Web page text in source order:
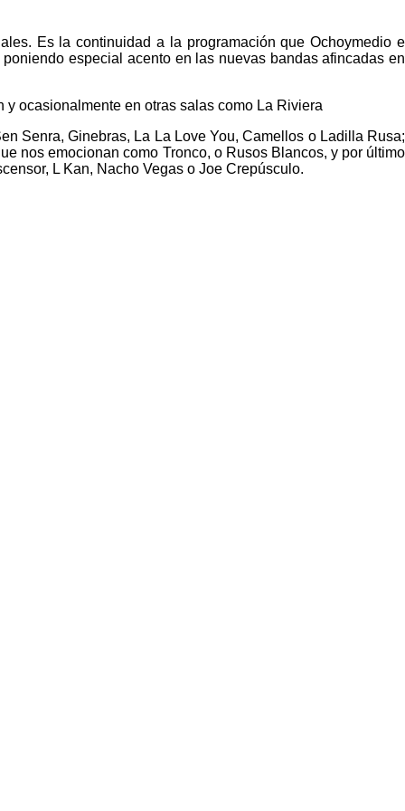
Es la continuidad a la programación que Ochoymedio e
especial acento en las nuevas bandas afincadas en
ocasionalmente en otras salas como La Riviera
Senra, Ginebras, La La Love You, Camellos o Ladilla Rusa;
nos emocionan como Tronco, o Rusos Blancos, y por último
L Kan, Nacho Vegas o Joe Crepúsculo.